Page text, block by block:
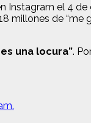
el 4
de “me
una locura”.